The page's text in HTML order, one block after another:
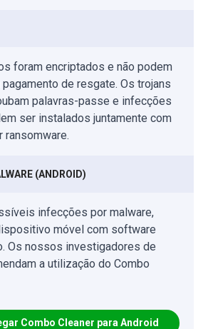
foram encriptados e não podem
de resgate. Os trojans
palavras-passe e infecções
ser instalados juntamente com
ransomware.
(ANDROID)
infecções por malware,
móvel com software
Os nossos investigadores de
a utilização do Combo
Combo Cleaner para Android